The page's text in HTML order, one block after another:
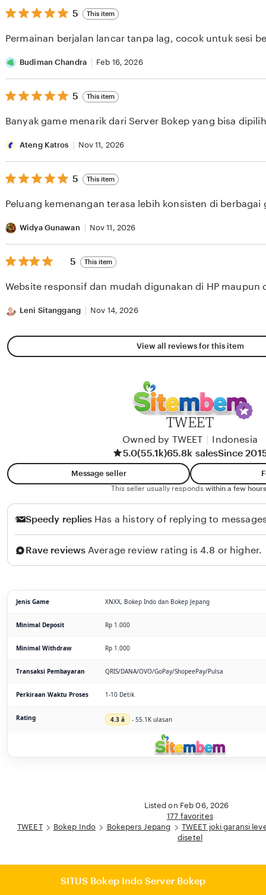
5
out
5
5 This item
Permainan berjalan lancar tanpa lag, cocok untuk sesi
Budiman Chandra Feb 16, 2026
5
out
5
5 This item
Banyak game menarik dari Server Bokep yang bisa
Ateng Katros Nov 11, 2026
5
out
5
5 This item
Peluang kemenangan terasa lebih konsisten di berbagai
Widya Gunawan Nov 11, 2026
5
out
5
5 This item
Website responsif dan mudah digunakan di HP maupun
Leni Sitanggang Nov 14, 2026
View all reviews for this item
TWEET
Owned by TWEET
Indonesia
5.0(55.1k)65.8k salesSince
Message seller
This seller usually responds within a few
Speedy replies Has a history of replying to
Rave reviews Average review rating is 4.8 or higher.
Jenis Game XNXX, Bokep Indo dan Bokep Jepang
Minimal Deposit Rp 1.000
Minimal Withdraw Rp 1.000
Transaksi Pembayaran QRIS/DANA/OVO/GoPay/ShopeePay/Pulsa
Perkiraan Waktu Proses 1-10 Detik
Rating 4.3 â­ - 55.1K ulasan
Listed on Feb 06, 2026
177 favorites
TWEET
Bokep Indo Bokepers Jepang
TWEET joki garansi
disetel
SITUS Bokep Indo Server Bokep